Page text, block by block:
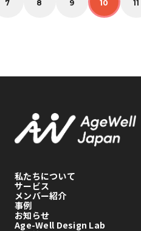
7 8 9 10 11
私たちについて
サービス
メンバー紹介
事例
お知らせ
Age-Well Design Lab